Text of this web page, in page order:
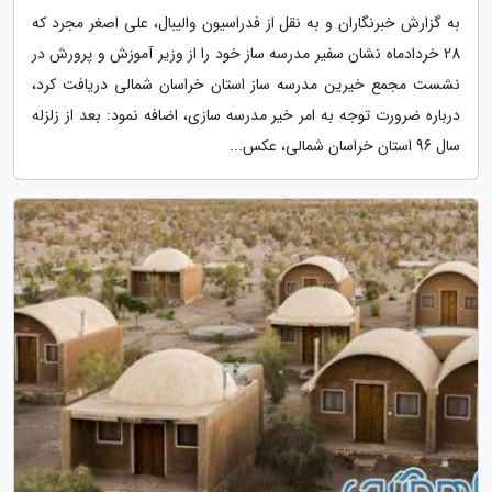
به گزارش خبرنگاران و به نقل از فدراسیون والیبال، علی اصغر مجرد که
28 خردادماه نشان سفیر مدرسه ساز خود را از وزیر آموزش و پرورش در
نشست مجمع خیرین مدرسه ساز استان خراسان شمالی دریافت کرد،
درباره ضرورت توجه به امر خیر مدرسه سازی، اضافه نمود: بعد از زلزله
سال 96 استان خراسان شمالی، عکس...